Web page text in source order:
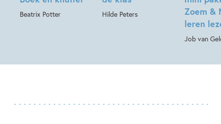
Beatrix Potter Hilde Peters
Zoem &
leren
Job van